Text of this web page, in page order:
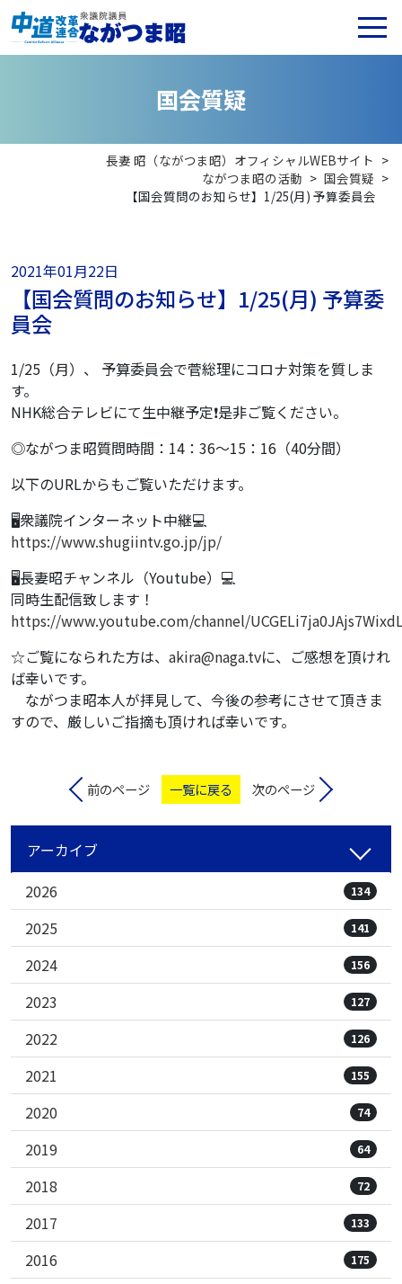
国会質疑
長妻 昭（ながつま昭）オフィシャルWEBサイト >
ながつま昭の活動 > 国会質疑 >
【国会質問のお知らせ】1/25(月) 予算委員会
2021年01月22日
【国会質問のお知らせ】1/25(月) 予算委
員会
1/25（月）、 予算委員会で菅総理にコロナ対策を質しま
す。
NHK総合テレビにて生中継予定❗️是非ご覧ください。
◎ながつま昭質問時間：14：36〜15：16（40分間）
以下のURLからもご覧いただけます。
🖥衆議院インターネット中継💻
https://www.shugiintv.go.jp/jp/
🖥長妻昭チャンネル（Youtube）💻
同時生配信致します！
https://www.youtube.com/channel/
☆ご覧になられた方は、 akira@naga.tvに、ご感想を頂けれ
ば幸いです。
ながつま昭本人が拝見して、今後の参考にさせて頂きま
すので、厳しいご指摘も頂ければ幸いです。
前のページ 一覧に戻る 次のページ
アーカイブ
2026
134
2025 141
2024 156
2023 127
2022 126
2021 155
2020 74
2019 64
2018 72
2017 133
2016 175